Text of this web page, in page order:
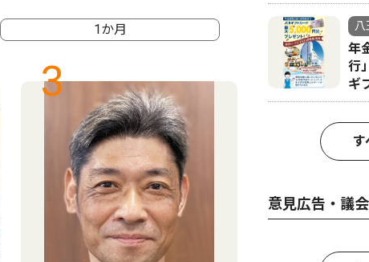
1か月
3 4
八
年
行
ギ
す
意見広告・議